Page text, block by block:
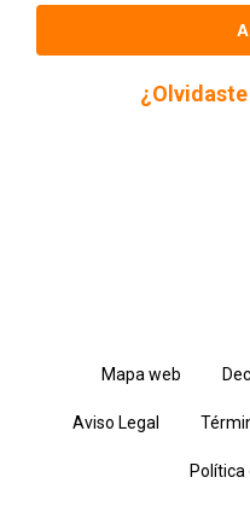
Mapa web
Aviso Legal
Política